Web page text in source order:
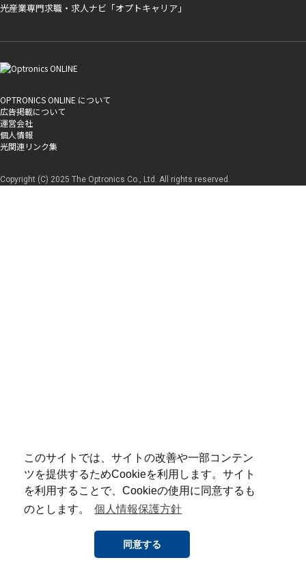
このサイトでは、サイトの改善や一部コンテン
ツを提供するためCookieを利用します。サイト
を利用することで、Cookieの使用に同意するも
のとします。
個人情報保護方針
同意する
光産業専門求職・求人ナビ「オプトキャリア」
OPTRONICS ONLINE について
広告掲載について
運営会社
個人情報
光関連リンク集
Copyright (C) 2025 The Optronics Co., Ltd. All rights reserved.